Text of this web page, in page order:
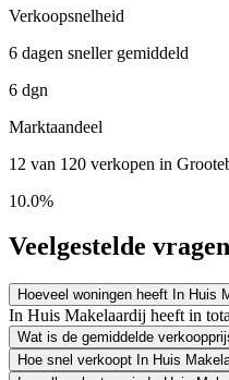
Verkoopsnelheid
6 dagen sneller gemiddeld
6 dgn
Marktaandeel
12 van 120 verkopen in
10.0%
Veelgestelde
Hoeveel woningen heeft In Huis
In Huis Makelaardij heeft in
Wat is de gemiddelde
Hoe snel verkoopt In Huis